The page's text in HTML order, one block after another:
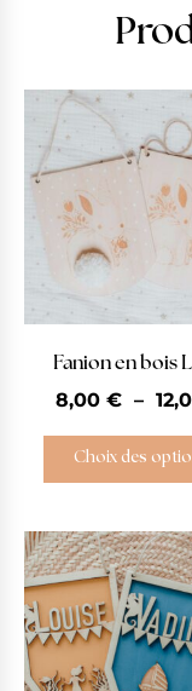
Fanion en bois
8,00 € –
Choix des